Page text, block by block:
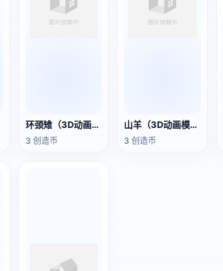
环颈雉（3D动画模型）
3 创造币
山羊（3D动画模型）
3 创造币